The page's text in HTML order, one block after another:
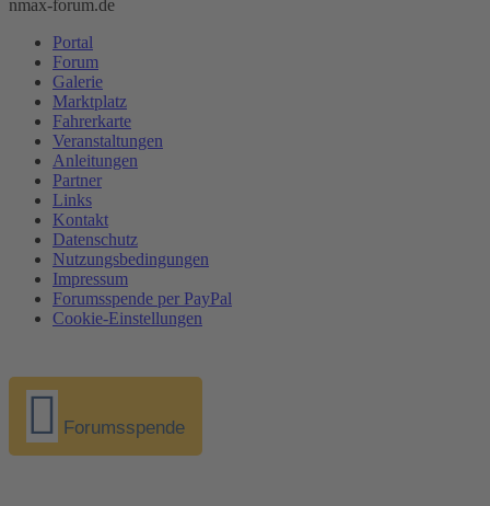
nmax-forum.de
Portal
Forum
Galerie
Marktplatz
Fahrerkarte
Veranstaltungen
Anleitungen
Partner
Links
Kontakt
Datenschutz
Nutzungsbedingungen
Impressum
Forumsspende per PayPal
Cookie-Einstellungen
Forumsspende